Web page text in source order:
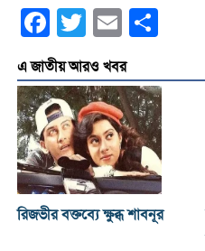
Facebook
Twitter Email
এ জাতীয় আরও খবর
রিজভীর বক্তব্যে ক্ষুব্ধ শাবনূর